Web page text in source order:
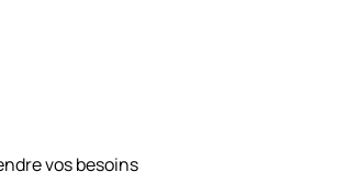
vos besoins